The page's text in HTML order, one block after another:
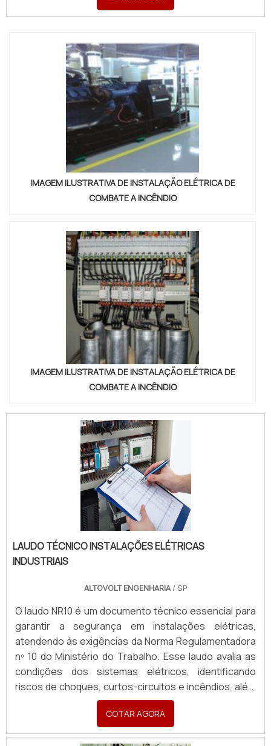
com alto know-how em banco de capacitores para
IMAGEM ILUSTRATIVA DE INSTALAÇÃO ELÉTRICA DE
COMBATE A INCÊNDIO
IMAGEM ILUSTRATIVA DE INSTALAÇÃO ELÉTRICA DE
COMBATE A INCÊNDIO
LAUDO TÉCNICO INSTALAÇÕES ELÉTRICAS
INDUSTRIAIS
ALTOVOLT ENGENHARIA/ SP
O laudo NR10 é um documento técnico essencial para
garantir a segurança em instalações elétricas,
atendendo às exigências da Norma Regulamentadora
nº 10 do Ministério do Trabalho. Esse laudo avalia as
condições dos sistemas elétricos, identificando
riscos de choques, curtos-circuitos e incêndios, além
de propor medidas de prevenção. Ele inclui inspeção
detalhada, testes elétricos e análise da conformidade
com as normas vigentes, assegurando a integridade
COTAR AGORA